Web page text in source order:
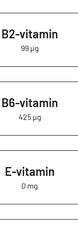
B2-vitamin
99 µg
B6-vitamin
425 µg
E-vitamin
0 mg